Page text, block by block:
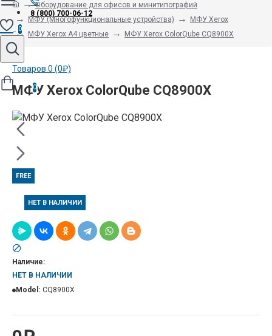
8 (800) 700-06-12
0
Товаров 0 (0₽)
0
Оборудование для офисов и минитипографий
МФУ (Многофункциональные устройства)
МФУ Xerox
МФУ Xerox А4 цветные
МФУ Xerox ColorQube CQ8900X
МФУ Xerox ColorQube CQ8900X
FREE
НЕТ В НАЛИЧИИ
Наличие:
НЕТ В НАЛИЧИИ
Model: CQ8900X